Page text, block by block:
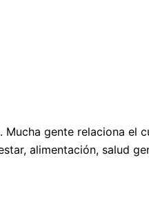
gente relaciona
alimentación, salud